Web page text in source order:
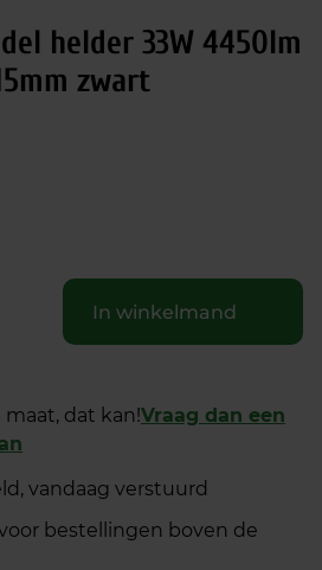
helder 33W 4450lm
zwart
In winkelmand
dat kan!Vraag dan een
vandaag verstuurd
bestellingen boven de